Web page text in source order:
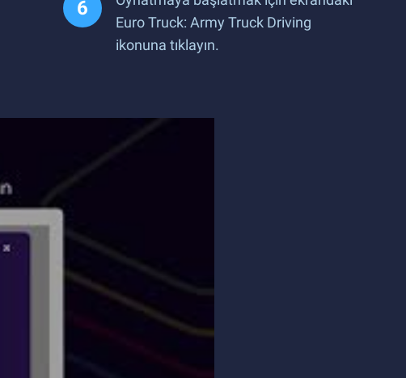
Euro Truck: Army Truck Driving
ikonuna tıklayın.